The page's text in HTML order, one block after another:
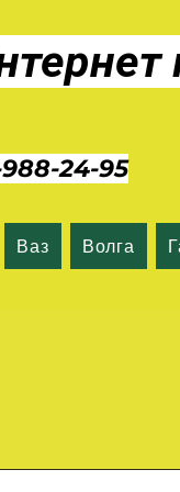
24-95
Ваз Волга